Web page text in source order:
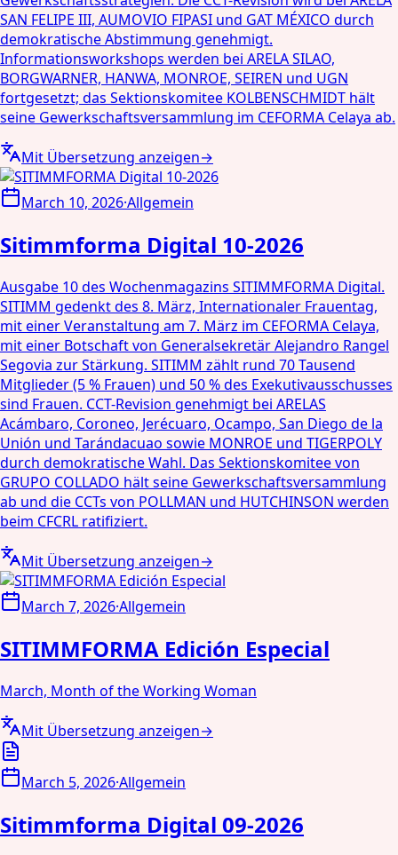
SAN FELIPE III, AUMOVIO FIPASI und GAT MÉXICO durch
demokratische Abstimmung genehmigt.
Informationsworkshops werden bei ARELA SILAO,
BORGWARNER, HANWA, MONROE, SEIREN und UGN
fortgesetzt; das Sektionskomitee KOLBENSCHMIDT hält
seine Gewerkschaftsversammlung im CEFORMA Celaya ab.
Mit Übersetzung anzeigen→
March 10, 2026·Allgemein
Sitimmforma Digital 10-2026
Ausgabe 10 des Wochenmagazins SITIMMFORMA Digital.
SITIMM gedenkt des 8. März, Internationaler Frauentag,
mit einer Veranstaltung am 7. März im CEFORMA Celaya,
mit einer Botschaft von Generalsekretär Alejandro Rangel
Segovia zur Stärkung. SITIMM zählt rund 70 Tausend
Mitglieder (5 % Frauen) und 50 % des Exekutivausschusses
sind Frauen. CCT-Revision genehmigt bei ARELAS
Acámbaro, Coroneo, Jerécuaro, Ocampo, San Diego de la
Unión und Tarándacuao sowie MONROE und TIGERPOLY
durch demokratische Wahl. Das Sektionskomitee von
GRUPO COLLADO hält seine Gewerkschaftsversammlung
ab und die CCTs von POLLMAN und HUTCHINSON werden
beim CFCRL ratifiziert.
Mit Übersetzung anzeigen→
March 7, 2026·Allgemein
SITIMMFORMA Edición Especial
March, Month of the Working Woman
Mit Übersetzung anzeigen→
March 5, 2026·Allgemein
Sitimmforma Digital 09-2026